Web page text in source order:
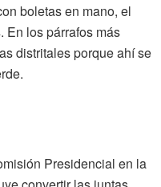
boletas en mano, el
En los párrafos más
distritales porque ahí se
Presidencial en la